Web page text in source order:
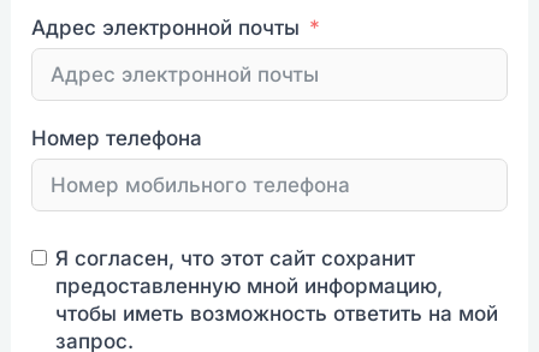
Адрес электронной почты
Номер телефона
Я согласен, что этот сайт сохранит
предоставленную мной информацию,
чтобы иметь возможность ответить на мой
запрос.